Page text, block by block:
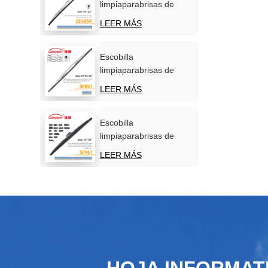
limpiaparabrisas de
acero inoxidable para
parabrisas de coche
LEER MÁS
Escobilla
limpiaparabrisas de
acero inoxidable para
uso marítimo
LEER MÁS
Escobilla
limpiaparabrisas de
nieve de invierno de
nuevo diseño
LEER MÁS